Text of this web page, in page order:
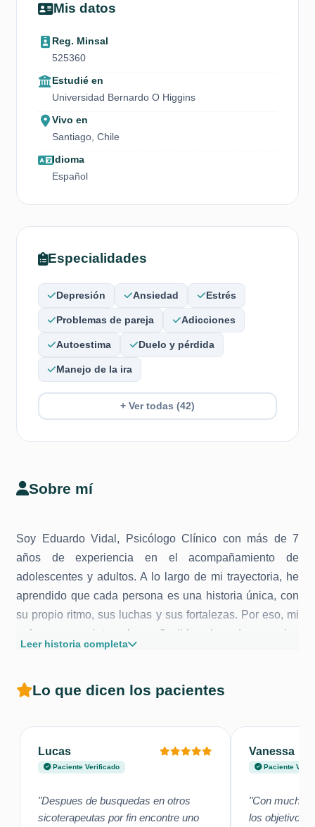
Sobre mí
Soy Eduardo Vidal, Psicólogo Clínico con más de 7
años de experiencia en el acompañamiento de
adolescentes y adultos. A lo largo de mi trayectoria, he
aprendido que cada persona es una historia única, con
su propio ritmo, sus luchas y sus fortalezas. Por eso, mi
enfoque es integral y flexible, basado en las
necesidades reales de quienes acuden a consulta, sin
Mi objetivo es ofrecer un espacio seguro, de respeto y
que hoy te afecta: ya sea ansiedad, depresión, duelos,
adicciones, relaciones o conflictos internos. No busco
vives y fortalecer tus recursos para avanzar.
Leer historia completa
Lo que dicen los pacientes
Lucas
Paciente Verificado
"Despues de busquedas en otros
sicoterapeutas por fin encontre uno
Vanessa
Paciente
"Con mucha
los objetivos,
Mis datos
Reg. Minsal
525360
Estudié en
Universidad Bernardo O Higgins
Vivo en
Santiago, Chile
Idioma
Español
Especialidades
Depresión Ansiedad Estrés
Problemas de pareja Adicciones
Autoestima Duelo y pérdida
Manejo de la ira
+ Ver todas (42)